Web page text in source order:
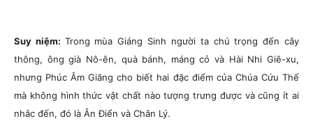
Suy niệm: Trong mùa Giáng Sinh người ta chú trọng đến cây
thông, ông già Nô-ên, quà bánh, máng cỏ và Hài Nhi Giê-xu,
nhưng Phúc Âm Giăng cho biết hai đặc điểm của Chúa Cứu Thế
mà không hình thức vật chất nào tượng trưng được và cũng ít ai
nhắc đến, đó là Ân Điển và Chân Lý.